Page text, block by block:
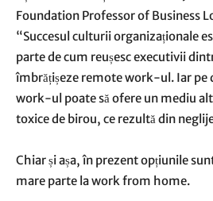
Foundation Professor of Business
“Succesul culturii organizaționale
parte de cum reușesc executivii
îmbrățișeze remote work-ul. Iar pe
work-ul poate să ofere un mediu
toxice de birou, ce rezultă din
Chiar și așa, în prezent opțiunile
mare parte la work from home.